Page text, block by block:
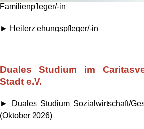
Familienpfleger/-in
► Heilerziehungspfleger/-in
Duales Studium im
Stadt e.V.
► Duales Studium Sozialwirtschaft/
(Oktober 2026)